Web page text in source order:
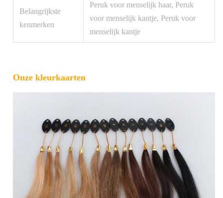
Belangrijkste
kenmerken
Peruk voor menselijk haar, Peruk
voor menselijk kantje, Peruk voor
menselijk kantje
Onze kleurkaarten